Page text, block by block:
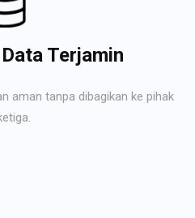
Terjamin
aman tanpa dibagikan ke pihak